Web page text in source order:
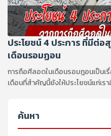
ประโยชน์ 4 ประการ ที่มีต่
เดือนรอมฏอน
การถือศีลอดในเดือนรอมฎอนเป็น
เดือนที่สำคัญนี้ยังให้ประโยชน์แก่เร
ค้นหา